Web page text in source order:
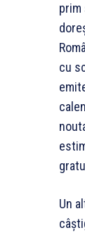
prim
cu
Un